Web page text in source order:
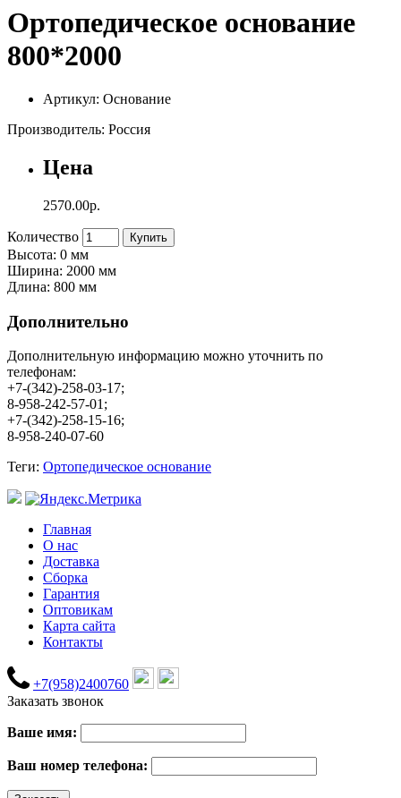
Ортопедическое основание
800*2000
Артикул: Основание
Производитель: Россия
Цена
2570.00р.
Количество Купить
Высота: 0 мм
Ширина: 2000 мм
Длина: 800 мм
Дополнительно
Дополнительную информацию можно уточнить по
телефонам:
+7-(342)-258-03-17;
8-958-242-57-01;
+7-(342)-258-15-16;
8-958-240-07-60
Теги: Ортопедическое основание
Главная
О нас
Доставка
Сборка
Гарантия
Оптовикам
Карта сайта
Контакты
+7(958)2400760
Заказать звонок
Ваше имя:
Ваш номер телефона: